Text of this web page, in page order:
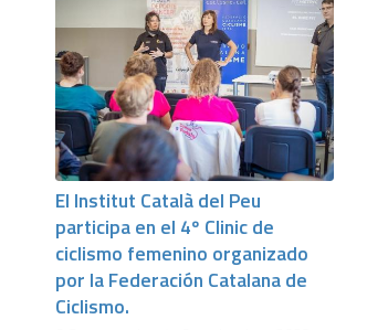
El Institut Català del Peu
participa en el 4º Clinic de
ciclismo femenino organizado
por la Federación Catalana de
Ciclismo.